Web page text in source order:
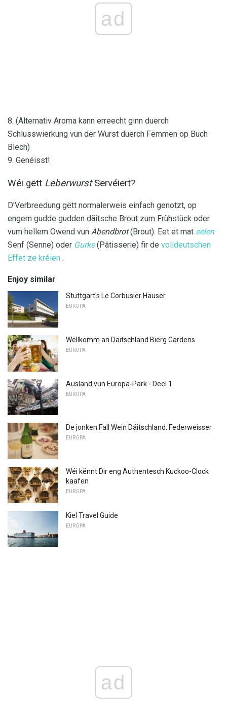
ad
8. (Alternativ Aroma kann erreecht ginn duerch
Schlusswierkung vun der Wurst duerch Fëmmen op Buch
Blech)
9. Genéisst!
Wéi gëtt LeberwurstServéiert?
D'Verbreedung gëtt normalerweis einfach genotzt, op
engem gudde gudden däitsche Brout zum Frühstück oder
vum hellem Owend vun Abendbrot(Brout). Eet et mat eelen
Senf (Senne) oder Gurke(Pâtisserie) fir de volldeutschen
Effet ze kréien .
Enjoy similar
Stuttgart's Le Corbusier Häuser
EUROPA
Wëllkomm an Däitschland Bierg Gardens
EUROPA
Ausland vun Europa-Park - Deel 1
EUROPA
De jonken Fall Wein Däitschland: Federweisser
EUROPA
Wéi kënnt Dir eng Authentesch Kuckoo-Clock
kaafen
EUROPA
Kiel Travel Guide
EUROPA
ad